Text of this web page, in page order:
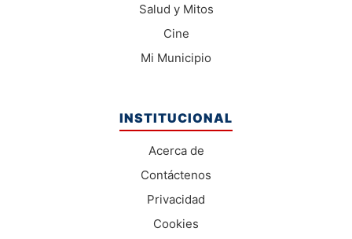
Salud y Mitos
Cine
Mi Municipio
INSTITUCIONAL
Acerca de
Contáctenos
Privacidad
Cookies